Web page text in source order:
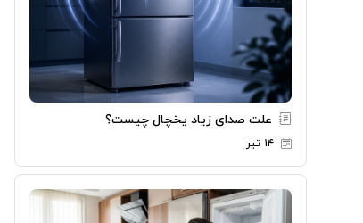
علت صدای زیاد یخچال چیست؟
۱۴ تیر